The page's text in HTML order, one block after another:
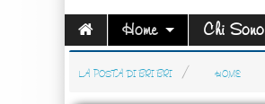
Home
Chi Sono
LA POSTA DI BRI BRI HOME